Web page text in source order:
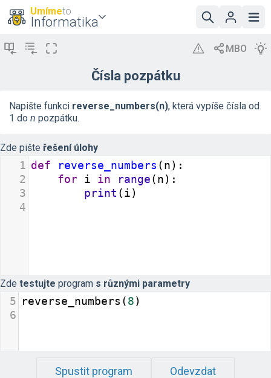
Umímeto
Informatika
Čísla pozpátku
Napište funkci reverse_numbers(n), která vypíše čísla od
1 do n pozpátku.
Zde pište řešení úlohy
1 def reverse_numbers (n):
2
for i in range(n):
3
print (i)
4
Zde testujte program s různými parametry
5 reverse_numbers (8)
6
Spustit program Odevzdat